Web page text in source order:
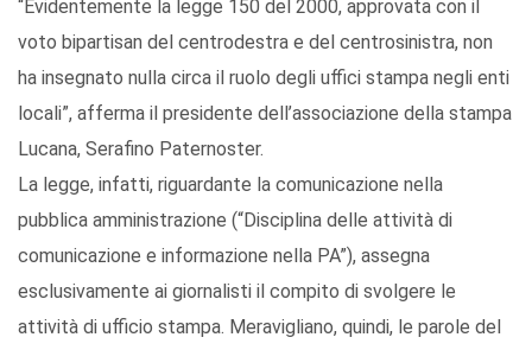
“Evidentemente la legge 150 del 2000, approvata con il
voto bipartisan del centrodestra e del centrosinistra, non
ha insegnato nulla circa il ruolo degli uffici stampa negli enti
locali”, afferma il presidente dell’associazione della stampa
Lucana, Serafino Paternoster.
La legge, infatti, riguardante la comunicazione nella
pubblica amministrazione (“Disciplina delle attività di
comunicazione e informazione nella PA”), assegna
esclusivamente ai giornalisti il compito di svolgere le
attività di ufficio stampa. Meravigliano, quindi, le parole del